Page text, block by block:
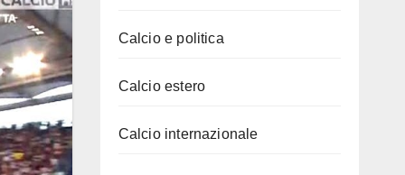
Calcio e politica
Calcio estero
Calcio internazionale